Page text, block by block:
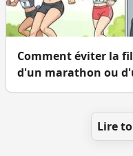
Comment éviter la
d'un marathon ou
Lire